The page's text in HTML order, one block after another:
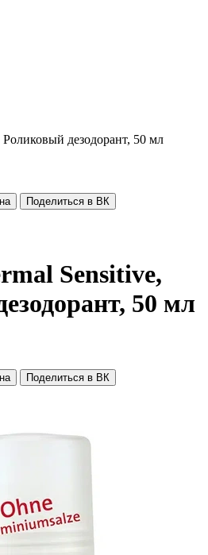
дезодорант, 50 мл
Поделиться в ВК
Sensitive,
50 мл
Поделиться в ВК